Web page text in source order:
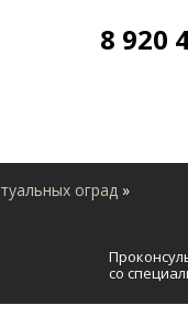
8 920
оград »
со